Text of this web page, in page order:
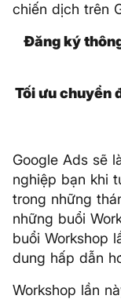
chiến dịch trên
Đăng ký
Tối ưu chuyển
Google Ads sẽ
nghiệp bạn khi
trong những
những buổi
buổi Workshop
dung hấp dẫn
Workshop lần